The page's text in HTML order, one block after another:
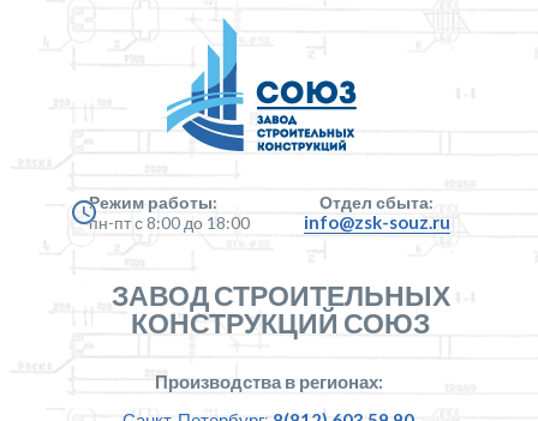
Режим работы:
пн-пт с 8:00 до 18:00
Отдел сбыта:
info@zsk-souz.ru
ЗАВОД СТРОИТЕЛЬНЫХ
КОНСТРУКЦИЙ СОЮЗ
Производства в регионах: